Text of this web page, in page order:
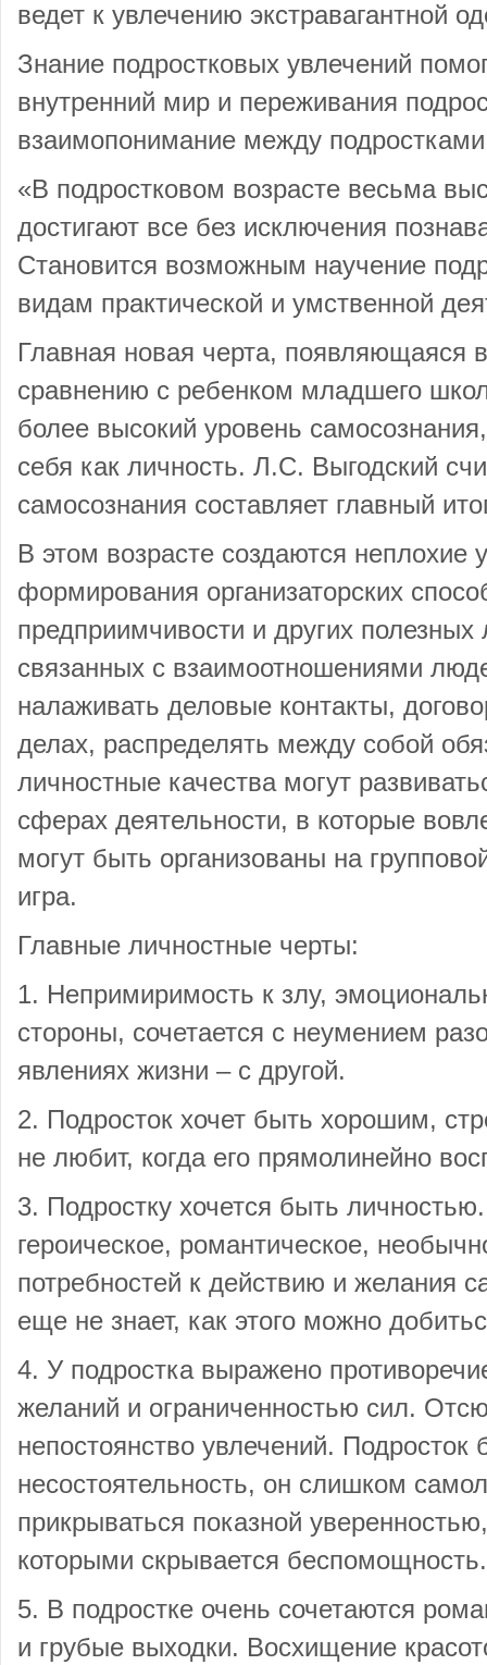
ведет к увлечению экстравагантной
Знание подростковых увлечений
внутренний мир и переживания
взаимопонимание между
«В подростковом возрасте весьма
достигают все без исключения
Становится возможным научение
видам практической и умственной
Главная новая черта, появляющаяся
сравнению с ребенком младшего
более высокий уровень
себя как личность. Л.С. Выгодский
самосознания составляет главный
В этом возрасте создаются неплохие
формирования организаторских
предприимчивости и других полезных
связанных с взаимоотношениями
налаживать деловые контакты,
делах, распределять между собой
личностные качества могут
сферах деятельности, в которые
могут быть организованы на
игра.
Главные личностные черты:
1. Непримиримость к злу,
стороны, сочетается с неумением
явлениях жизни – с другой.
2. Подросток хочет быть хорошим,
не любит, когда его прямолинейно
3. Подростку хочется быть
героическое, романтическое,
потребностей к действию и желания
еще не знает, как этого можно
4. У подростка выражено
желаний и ограниченностью сил.
непостоянство увлечений.
несостоятельность, он слишком
прикрываться показной
которыми скрывается беспомощность.
5. В подростке очень сочетаются
и грубые выходки. Восхищение